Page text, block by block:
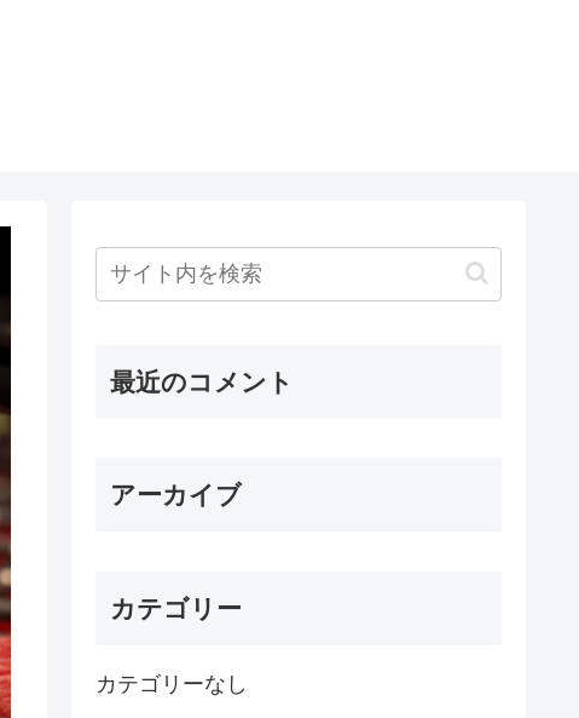
最近のコメント
アーカイブ
カテゴリー
カテゴリーなし